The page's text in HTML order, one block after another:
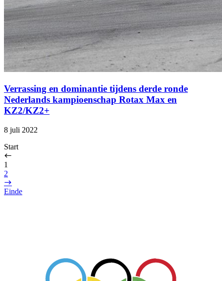
Verrassing en dominantie tijdens derde ronde
Nederlands kampioenschap Rotax Max en
KZ2/KZ2+
8 juli 2022
Start
1
2
Einde